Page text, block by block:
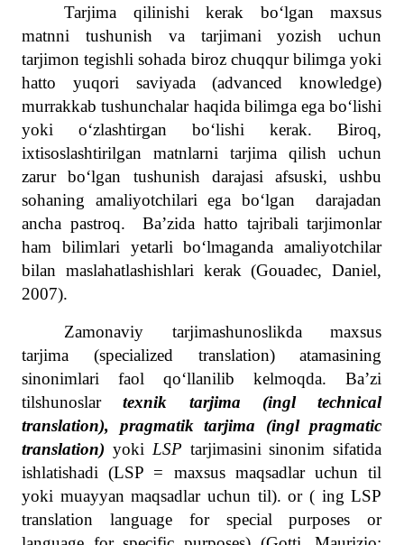
Tarjima qilinishi kerak bo‘lgan maxsus
matnni tushunish va tarjimani yozish uchun
tarjimon tegishli sohada biroz chuqqur bilimga yoki
hatto yuqori saviyada (advanced knowledge)
murrakkab tushunchalar haqida bilimga ega bo‘lishi
yoki o‘zlashtirgan bo‘lishi kerak. Biroq,
ixtisoslashtirilgan matnlarni tarjima qilish uchun
zarur bo‘lgan tushunish darajasi afsuski, ushbu
sohaning amaliyotchilari ega bo‘lgan darajadan
ancha pastroq.Ba’zida hatto tajribali tarjimonlar
ham bilimlari yetarli bo‘lmaganda amaliyotchilar
bilan maslahatlashishlari kerak (Gouadec, Daniel,
2007).
Zamonaviy tarjimashunoslikda maxsus
tarjima (specialized translation) atamasining
sinonimlari faol qo‘llanilib kelmoqda. Ba’zi
tilshunoslartexnik tarjima (ingl technical
translation), pragmatik tarjima (ingl pragmatic
translation) yoki LSP tarjimasini sinonim sifatida
ishlatishadi (LSP = maxsus maqsadlar uchun til
yoki muayyan maqsadlar uchun til). or ( ing LSP
translation language for special purposes or